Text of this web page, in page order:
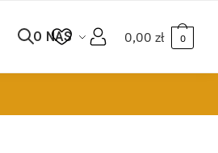
O NAS 0,00 zł 0